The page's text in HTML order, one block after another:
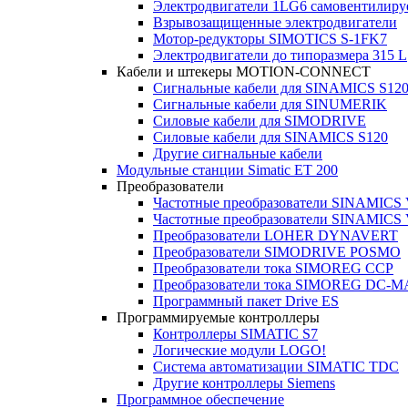
Электродвигатели 1LG6
Взрывозащищенные электродвигатели
Мотор-редукторы SIMOTICS S-1FK7
Электродвигатели до типоразмера 315 L
Кабели и штекеры MOTION-CONNECT
Сигнальные кабели для SINAMICS S120
Сигнальные кабели для SINUMERIK
Силовые кабели для SIMODRIVE
Силовые кабели для SINAMICS S120
Другие сигнальные кабели
Модульные станции Simatic ET 200
Преобразователи
Частотные преобразователи SINAMICS
Частотные преобразователи SINAMICS
Преобразователи LOHER DYNAVERT
Преобразователи SIMODRIVE POSMO
Преобразователи тока SIMOREG CCP
Преобразователи тока SIMOREG DC-
Программный пакет Drive ES
Программируемые контроллеры
Контроллеры SIMATIC S7
Логические модули LOGO!
Система автоматизации SIMATIC TDC
Другие контроллеры Siemens
Программное обеспечение